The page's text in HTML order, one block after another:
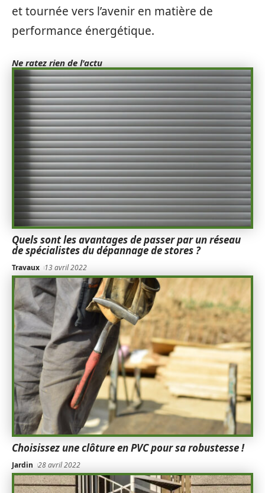
et tournée vers l’avenir en matière de
performance énergétique.
Ne ratez rien de l'actu
Quels sont les avantages de passer par un réseau
de spécialistes du dépannage de stores ?
Travaux 13 avril 2022
Choisissez une clôture en PVC pour sa robustesse !
Jardin 28 avril 2022